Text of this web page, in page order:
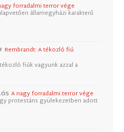
forradalmi terror vége
államegyházi karakterű
Rembrandt: A tékozló fiú
fiúk vagyunk azzal a
A nagy forradalmi terror vége
protestáns gyülekezetben adott